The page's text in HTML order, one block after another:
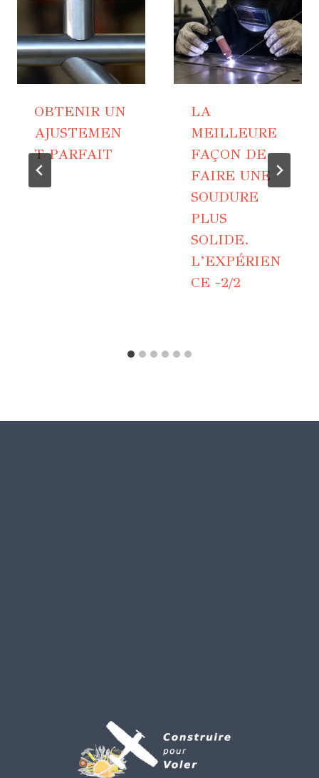
OBTENIR UN
AJUSTEMEN
T PARFAIT
LA
MEILLEURE
FAÇON DE
FAIRE UNE
SOUDURE
PLUS
SOLIDE.
L’EXPÉRIEN
CE -2/2